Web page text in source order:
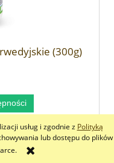
usług i zgodnie z Polityką
lub dostępu do plików
(300g)